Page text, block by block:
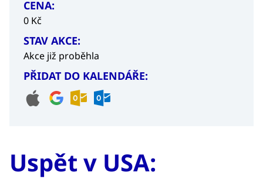
Uspět v USA:
CENA:
0 Kč
STAV AKCE:
Akce již proběhla
PŘIDAT DO KALENDÁŘE: